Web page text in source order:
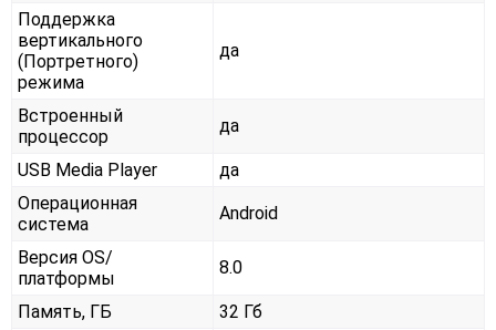
Поддержка
вертикального
(Портретного)
режима
да
Встроенный
процессор
да
USB Media Player
да
Операционная
система
Android
Версия OS/
платформы
8.0
Память, ГБ
32 Гб